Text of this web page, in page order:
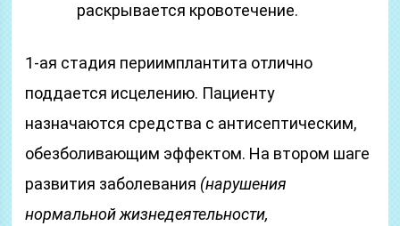
раскрывается кровотечение.
1-ая стадия периимплантита отлично
поддается исцелению. Пациенту
назначаются средства с антисептическим,
обезболивающим эффектом. На втором шаге
развития заболевания (нарушения
нормальной жизнедеятельности,